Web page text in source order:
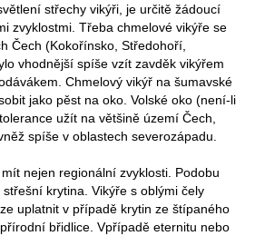
střechy vikýři, je určitě žádoucí
zvyklostmi. Třeba chmelové vikýře se
Čech (Kokořínsko, Středohoří,
vhodnější spíše vzít zavděk vikýřem
Chmelový vikýř na šumavské
jako pěst na oko. Volské oko (není-li
užít na většině území Čech,
spíše v oblastech severozápadu.
nejen regionální zvyklosti. Podobu
krytina. Vikýře s oblými čely
uplatnit v případě krytin ze štípaného
břidlice. Vpřípadě eternitu nebo